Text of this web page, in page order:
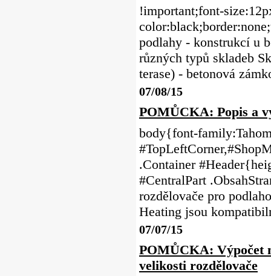
!important;font-
podlahy - konstrukcí u
různých typů skladeb
terase) - betonová
07/08/15
POMŮCKA: Popis a
body{font-
.Container
#CentralPart
rozdělovače pro
Heating jsou
07/07/15
POMŮCKA: Výpočet
velikosti rozdělovače